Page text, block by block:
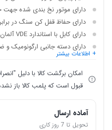
دارای موتور نخ بندی شده جهت
دارای حفاظ قفل کن سنگ در
دارای کابل با استاندارد VDE آلمان
دارای دسته جانبی ارگونومیک
+ اطلاعات بیشتر
امکان برگشت کالا با دلیل
قبول است که پلمب کالا باز
آماده ارسال
تحویل تا 7 روز کاری